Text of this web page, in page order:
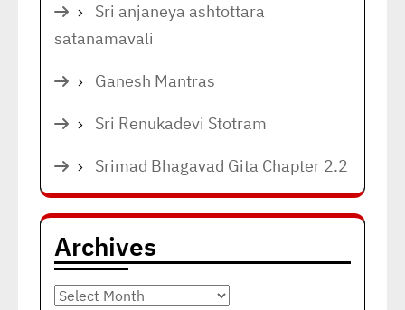
Sri anjaneya ashtottara
satanamavali
Ganesh Mantras
Sri Renukadevi Stotram
Srimad Bhagavad Gita Chapter 2.2
Archives
Archives